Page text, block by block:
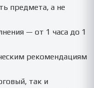
предмета, а не
— от 1 часа до 1
рекомендациям
так и